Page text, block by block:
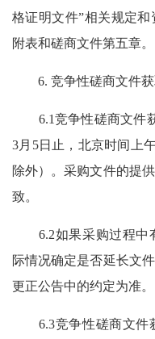
格证明文件”相关规定
附表和磋商文件第五章。
6. 竞争性磋商文件获
6.1竞争性磋商文件获
3月5日止，北京时间上
除外）。采购文件的提
致。
6.2如果采购过程中
际情况确定是否延长文
更正公告中的约定为准。
6.3竞争性磋商文件